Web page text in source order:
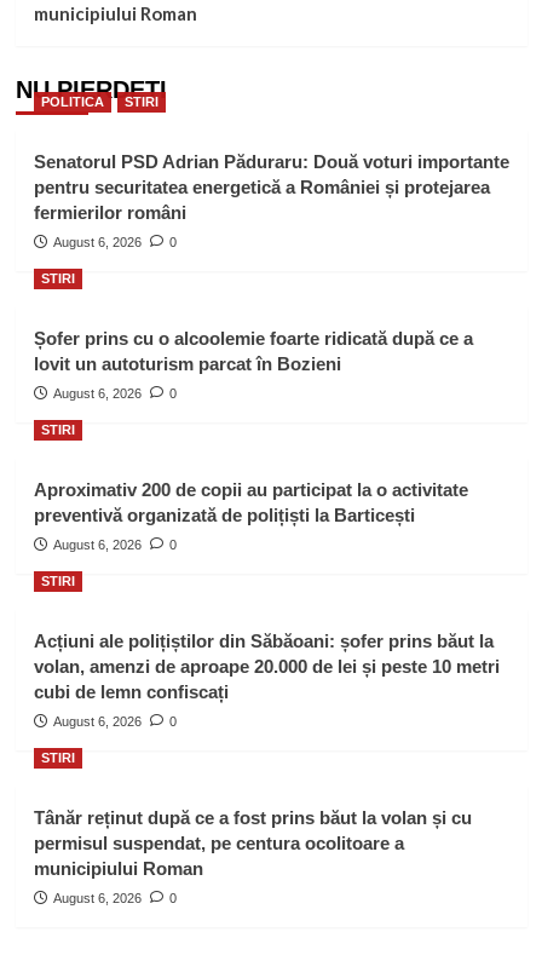
municipiului Roman
NU PIERDEȚI
POLITICA STIRI
Senatorul PSD Adrian Păduraru: Două voturi importante
pentru securitatea energetică a României și protejarea
fermierilor români
August 6, 2026 0
STIRI
Șofer prins cu o alcoolemie foarte ridicată după ce a
lovit un autoturism parcat în Bozieni
August 6, 2026 0
STIRI
Aproximativ 200 de copii au participat la o activitate
preventivă organizată de polițiști la Barticești
August 6, 2026 0
STIRI
Acțiuni ale polițiștilor din Săbăoani: șofer prins băut la
volan, amenzi de aproape 20.000 de lei și peste 10 metri
cubi de lemn confiscați
August 6, 2026 0
STIRI
Tânăr reținut după ce a fost prins băut la volan și cu
permisul suspendat, pe centura ocolitoare a
municipiului Roman
August 6, 2026 0